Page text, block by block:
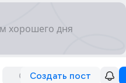
Создать пост